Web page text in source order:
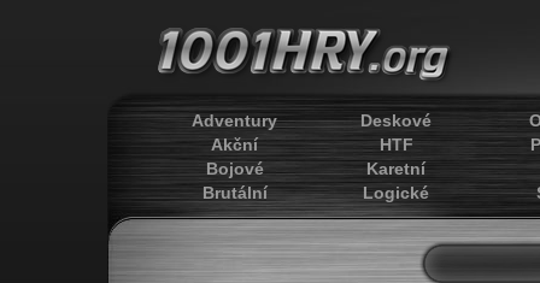
Adventury
Akční
Bojové
Brutální
Deskové
HTF
Karetní
Logické